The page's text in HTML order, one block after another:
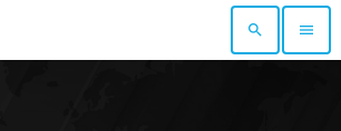
search menu